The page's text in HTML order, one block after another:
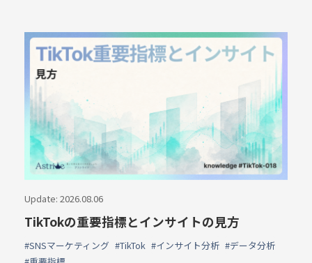
Update: 2026.08.06
TikTokの重要指標とインサイトの見方
#SNSマーケティング #TikTok #インサイト分析 #データ分析